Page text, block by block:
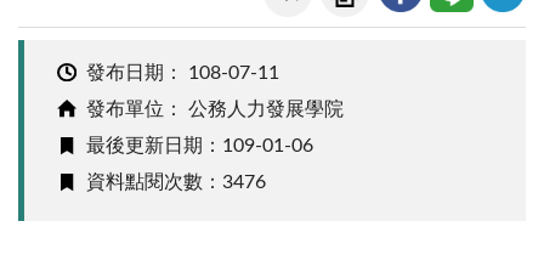
發布日期： 108-07-11
發布單位： 公務人力發展學院
最後更新日期：109-01-06
資料點閱次數：3476